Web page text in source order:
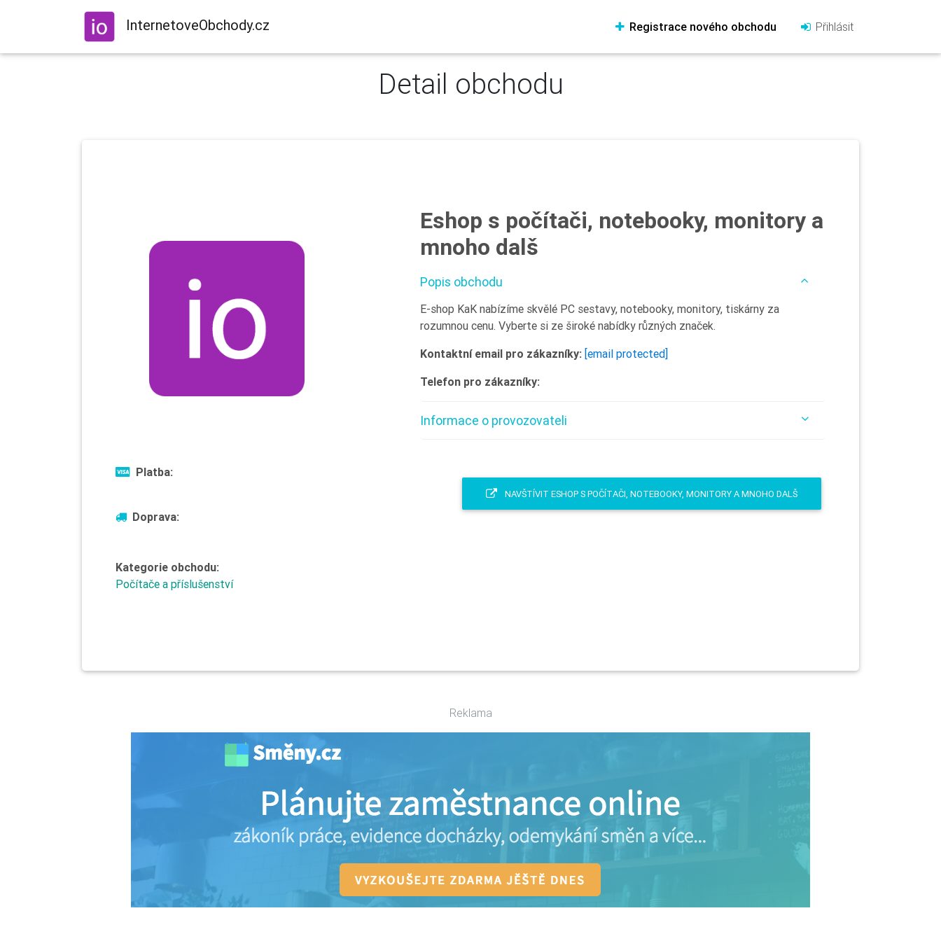
InternetoveObchody.cz Registrace nového obchodu Přihlásit
Detail obchodu
Platba:
Doprava:
Kategorie obchodu:
Počítače a příslušenství
Eshop s počítači, notebooky, monitory a
mnoho dalš
Popis obchodu
E-shop KaK nabízíme skvělé PC sestavy, notebooky, monitory, tiskárny za
rozumnou cenu. Vyberte si ze široké nabídky různých značek.
Kontaktní email pro zákazníky: [email protected]
Telefon pro zákazníky:
Informace o provozovateli
NAVŠTÍVIT ESHOP S POČÍTAČI, NOTEBOOKY, MONITORY A MNOHO DALŠ
Reklama